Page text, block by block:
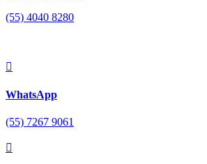
(55) 4040 8280

WhatsApp
(55) 7267 9061
